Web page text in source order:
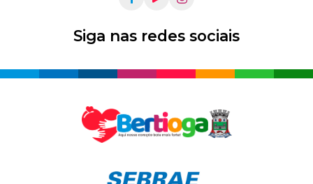
Siga nas redes sociais